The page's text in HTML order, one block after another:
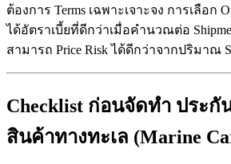
ต้องการ Terms เฉพาะเจาะจง การเลือก
ได้อัตราเบี้ยที่ดีกว่าเมื่อคำนวณต่อ
สามารถ Price Risk ได้ดีกว่าจากปริมาณ
Checklist ก่อนจัดทำ ประกั
สินค้าทางทะเล (Marine